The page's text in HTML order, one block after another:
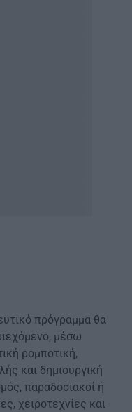
πρόγραμμα θα
μέσω
ρομποτική,
και δημιουργική
παραδοσιακοί ή
χειροτεχνίες και